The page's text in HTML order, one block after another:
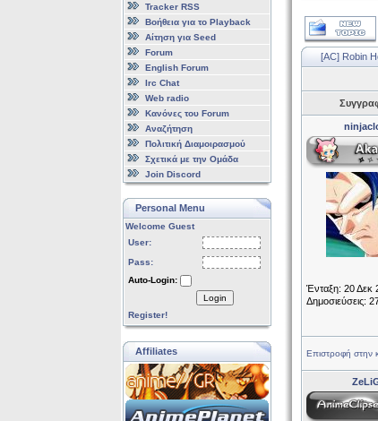
Tracker RSS
Βοήθεια για το Playback
Αίτηση για Seed
Forum
English Forum
Irc Chat
Web radio
Κανόνες του Forum
Αναζήτηση
Πολιτική Διαμοιρασμού
Σχετικά με την Ομάδα
Join Discord
Personal Menu
Welcome Guest
User:
Pass:
Auto-Login:
Login
Register!
Affiliates
[AC] Robin
Ένταξη: 20 Δεκ
Δημοσιεύσεις:
Επιστροφή στην